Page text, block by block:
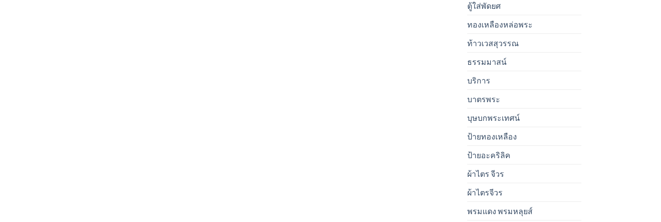
ตู้ใส่พัดยศ
ทองเหลืองหล่อพระ
ท้าวเวสสุวรรณ
ธรรมมาสน์
บริการ
บาตรพระ
บุษบกพระเทศน์
ป้ายทองเหลือง
ป้ายอะคริลิค
ผ้าไตร จีวร
ผ้าไตรจีวร
พรมแดง พรมหลุยส์